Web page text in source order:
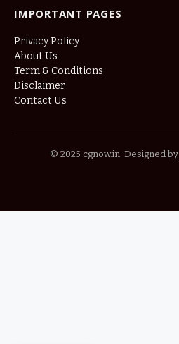
IMPORTANT PAGES
Privacy Policy
About Us
Term & Conditions
Disclaimer
Contact Us
© 2025 cgnow.in. Designed by